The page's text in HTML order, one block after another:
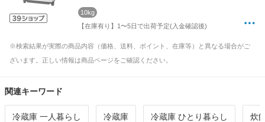
10kg
【在庫有り】1〜5日で出荷予定(入金確認後)
※検索結果が実際の商品内容（価格、送料、ポイント、在庫等）と異なる場合がご
ざいます。正しい情報は商品ページをご確認ください。
関連キーワード
冷蔵庫 一人暮らし 冷蔵庫 冷蔵庫 ひとり暮らし 炊